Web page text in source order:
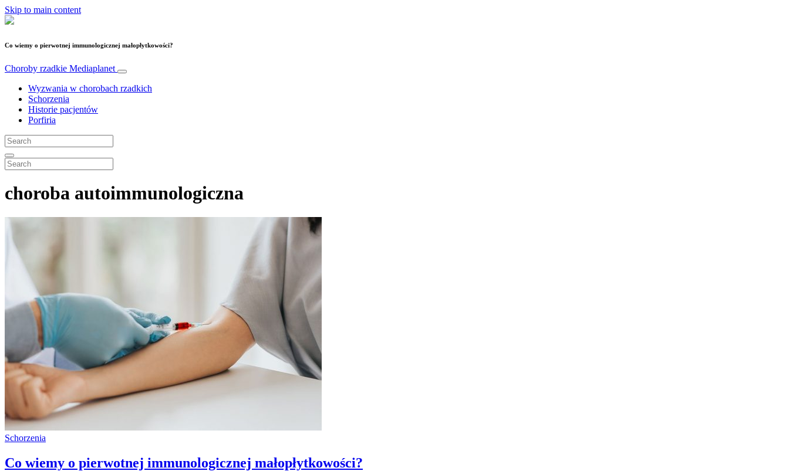
Skip to main content
Co wiemy o pierwotnej immunologicznej małopłytkowości?
Choroby rzadkie Mediaplanet
Wyzwania w chorobach rzadkich
Schorzenia
Historie pacjentów
Porfiria
choroba autoimmunologiczna
Schorzenia
Co wiemy o pierwotnej immunologicznej małopłytkowości?